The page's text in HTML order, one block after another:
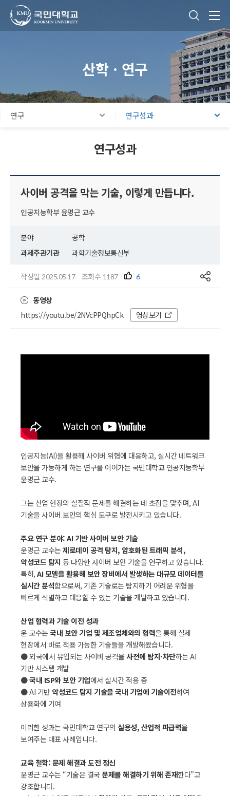
국민대학교
산학ㆍ연구
연구 연구성과
연구성과
사이버 공격을 막는 기술, 이렇게 만듭니다.
인공지능학부 윤명근 교수
분야
공학
과제주관기관
과학기술정보통신부
작성일 2025.05.17 조회수 1187 6 공유
동영상
https://youtu.be/2NVcPPQhpCk
영상보기
인공지능(AI)을 활용해 사이버 위협에 대응하고, 실시간 네트워크
보안을 가능하게 하는 연구를 이어가는 국민대학교 인공지능학부
윤명근 교수.
그는 산업 현장의 실질적 문제를 해결하는 데 초점을 맞추며, AI
기술을 사이버 보안의 핵심 도구로 발전시키고 있습니다.
주요 연구 분야: AI 기반 사이버 보안 기술
윤명근 교수는제로데이 공격 탐지, 암호화된 트래픽 분석,
악성코드 탐지 등 다양한 사이버 보안 기술을 연구하고 있습니다.
특히, AI 모델을 활용해 보안 장비에서 발생하는 대규모 데이터를
실시간 분석함으로써, 기존 기술로는 탐지하기 어려운 위협을
빠르게 식별하고 대응할 수 있는 기술을 개발하고 있습니다.
산업 협력과 기술 이전 성과
윤 교수는국내 보안 기업 및 제조업체와의 협력을 통해 실제
현장에서 바로 적용 가능한 기술들을 개발해왔습니다.
● 외국에서 유입되는 사이버 공격을사전에 탐지·차단하는 AI
기반 시스템 개발
●국내 ISP와 보안 기업에서 실시간 적용 중
● AI 기반 악성코드 탐지 기술을 국내 기업에 기술이전하여
상용화에 기여
이러한 성과는 국민대학교 연구의 실용성, 산업적 파급력을
보여주는 대표 사례입니다.
교육 철학: 문제 해결과 도전 정신
윤명근 교수는 “기술은 결국 문제를 해결하기 위해 존재한다”고
강조합니다.